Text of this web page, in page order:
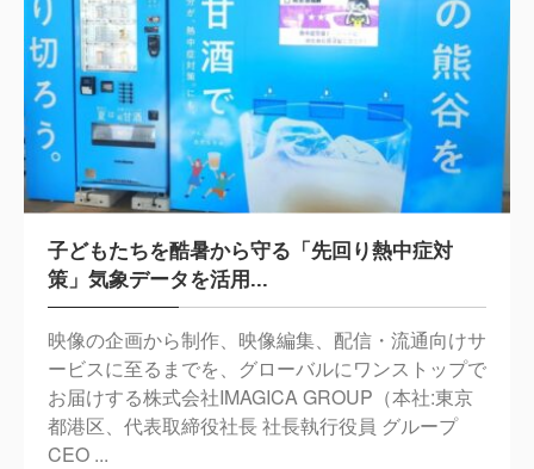
子どもたちを酷暑から守る「先回り熱中症対
策」気象データを活用...
映像の企画から制作、映像編集、配信・流通向けサ
ービスに至るまでを、グローバルにワンストップで
お届けする株式会社IMAGICA GROUP（本社:東京
都港区、代表取締役社長 社長執行役員 グループ
CEO ...